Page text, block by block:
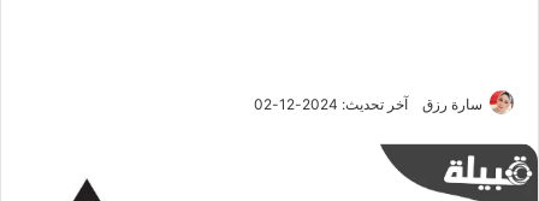
سارة رزق آخر تحديث: 2024-12-02